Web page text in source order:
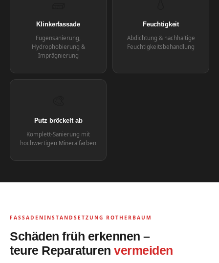
Klinkerfassade
Fugensanierung,
Hydrophobierung &
Imprägnierung
Feuchtigkeit
Abdichtung & nachhaltige
Feuchtigkeitsbehandlung
Putz bröckelt ab
Komplett-Sanierung mit
hochwertigen Mineralfarben
FASSADENINSTANDSETZUNG ROTHERBAUM
Schäden früh erkennen –
teure Reparaturenvermeiden